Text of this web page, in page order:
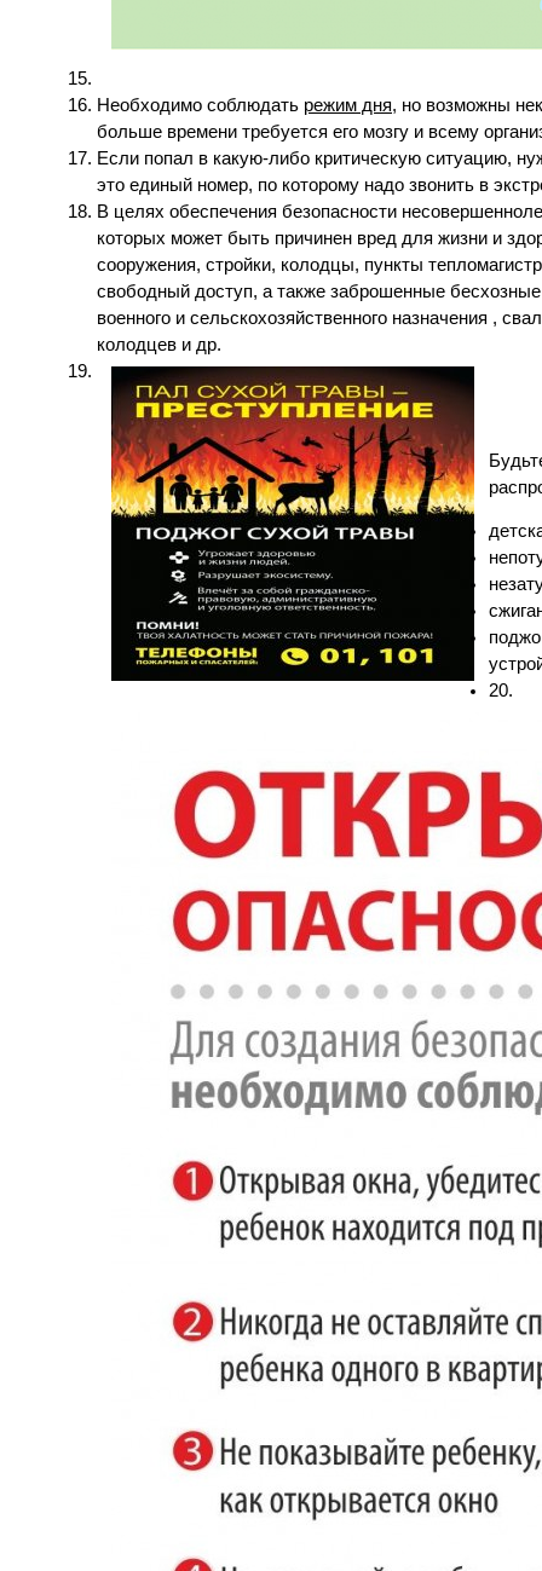
Необходимо соблюдать режим дня, но возможны
больше времени требуется его мозгу и всему
Если попал в какую-либо критическую ситуацию,
это единый номер, по которому надо звонить в
В целях обеспечения безопасности
которых может быть причинен вред для жизни и
сооружения, стройки, колодцы, пункты
свободный доступ, а также заброшенные
военного и сельскохозяйственного назначения ,
колодцев и др.
20.